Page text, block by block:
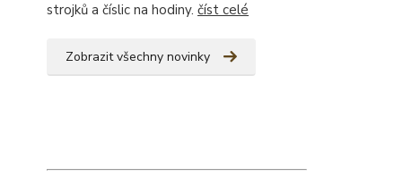
strojků a číslic na hodiny. číst celé
Zobrazit všechny novinky